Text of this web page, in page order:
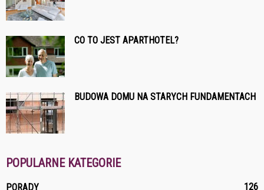
CO TO JEST APARTHOTEL?
BUDOWA DOMU NA STARYCH FUNDAMENTACH
POPULARNE KATEGORIE
PORADY 126